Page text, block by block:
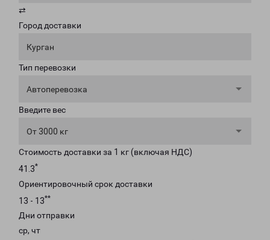
⇄
Город доставки
Курган
Тип перевозки
Автоперевозка
Введите вес
От 3000 кг
Стоимость доставки за 1 кг (включая НДС)
41.3*
Ориентировочный срок доставки
13 - 13**
Дни отправки
ср, чт